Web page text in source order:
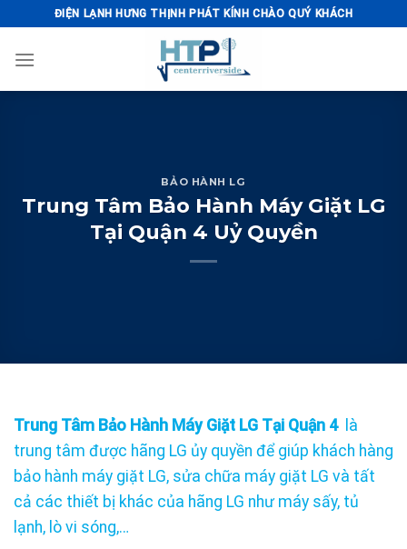
to
content
ĐIỆN LẠNH HƯNG THỊNH PHÁT KÍNH CHÀO QUÝ KHÁCH
BẢO HÀNH LG
Trung Tâm Bảo Hành Máy Giặt LG
Tại Quận 4 Uỷ Quyền
Trung Tâm Bảo Hành Máy Giặt LG Tại Quận 4 là
trung tâm được hãng LG ủy quyền để giúp khách hàng
bảo hành máy giặt LG, sửa chữa máy giặt LG và tất
cả các thiết bị khác của hãng LG như máy sấy, tủ
lạnh, lò vi sóng,…